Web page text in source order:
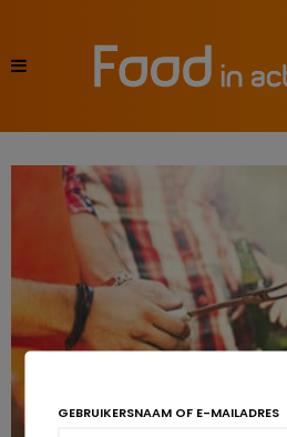
GEBRUIKERSNAAM OF E-MAILADRES